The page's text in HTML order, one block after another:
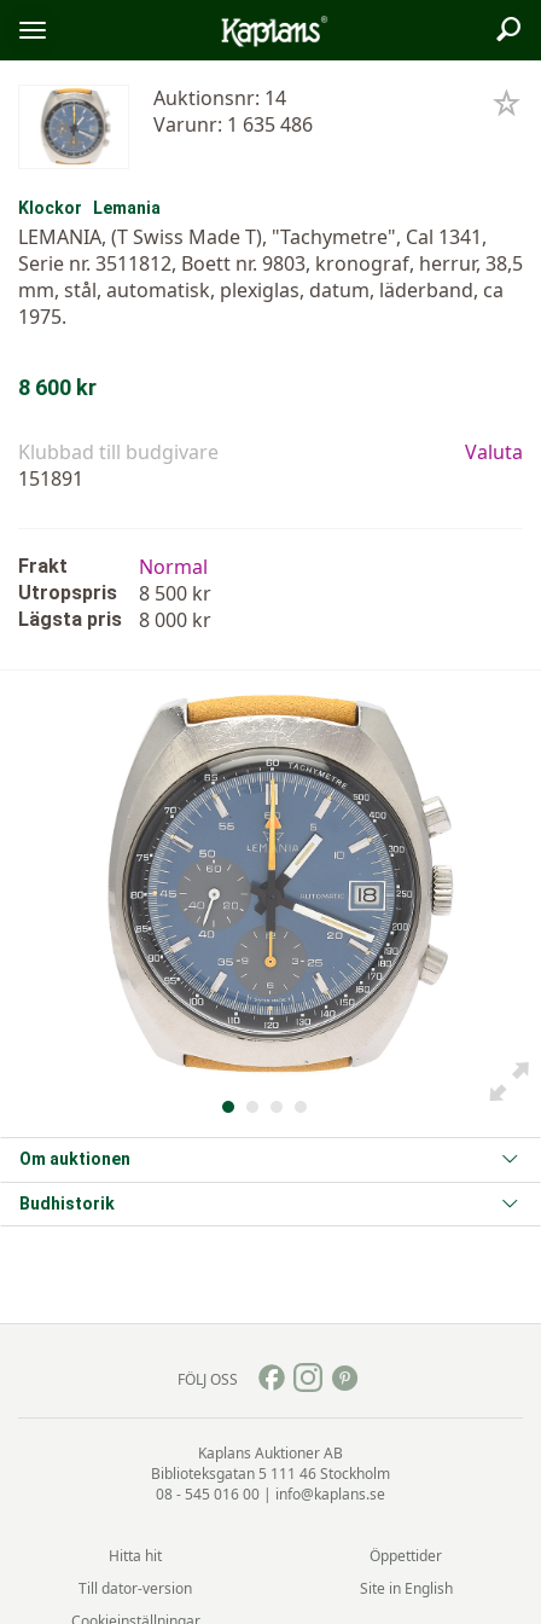
Logo Sök
Öppna/stäng
meny
Auktionsnr: 14
Varunr: 1 635 486
Klockor Lemania
LEMANIA, (T Swiss Made T), "Tachymetre", Cal 1341,
Serie nr. 3511812, Boett nr. 9803, kronograf, herrur, 38,5
mm, stål, automatisk, plexiglas, datum, läderband, ca
1975.
8 600 kr
Klubbad till budgivare
151891
Valuta
Frakt Normal
Utropspris 8 500 kr
Lägsta pris 8 000 kr
Om auktionen
Budhistorik
FÖLJ OSS
Kaplans Auktioner AB
Biblioteksgatan 5 111 46 Stockholm
08 - 545 016 00 | info@kaplans.se
Hitta hit
Öppettider
Till dator-version
Site in English